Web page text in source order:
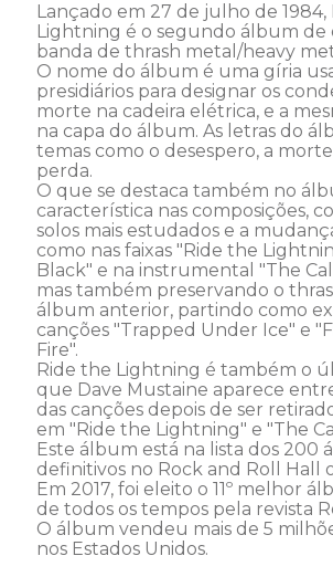
Lançado em 27 de julho de 1984,
Lightning é o segundo álbum de
banda de thrash metal/heavy
O nome do álbum é uma gíria
presidiários para designar os
morte na cadeira elétrica, e a
na capa do álbum. As letras do
temas como o desespero, a
perda.
O que se destaca também no
característica nas composições,
solos mais estudados e a
como nas faixas "Ride the
Black" e na instrumental "The
mas também preservando o
álbum anterior, partindo como
canções "Trapped Under Ice" e
Fire".
Ride the Lightning é também o
que Dave Mustaine aparece
das canções depois de ser
em "Ride the Lightning" e "The
Este álbum está na lista dos 200
definitivos no Rock and Roll Hall
Em 2017, foi eleito o 11º melhor
de todos os tempos pela revista
O álbum vendeu mais de 5
nos Estados Unidos.